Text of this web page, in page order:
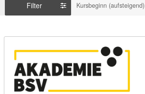
Filter
Kursbeginn (aufsteigend)